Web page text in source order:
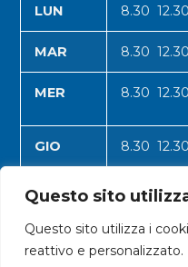
Questo sito
Questo sito utilizza i
reattivo e
LUN 8.30 12.30
MAR 8.30 12.30
MER 8.30 12.30
GIO 8.30 12.30
VEN 8.30 12.30